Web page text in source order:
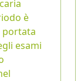
è
portata
esami